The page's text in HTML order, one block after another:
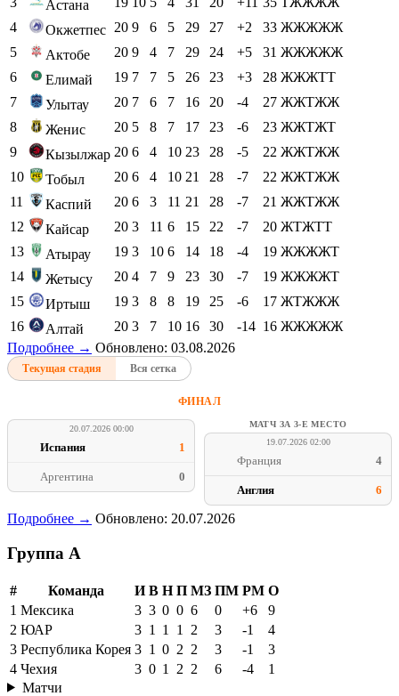
Астана
4
Окжетпес 20 9 6 5 29 27 +2 33 ЖЖЖЖЖ
5
Актобе 20 9 4 7 29 24 +5 31 ЖЖЖЖЖ
6
Елимай 19 7 7 5 26 23 +3 28 ЖЖЖТТ
7
Улытау 20 7 6 7 16 20 -4 27 ЖЖТЖЖ
8
Женис 20 5 8 7 17 23 -6 23 ЖЖТЖТ
9
Кызылжар 20 6 4 10 23 28 -5 22 ЖЖТЖЖ
10
Тобыл 20 6 4 10 21 28 -7 22 ЖЖТЖЖ
11
Каспий 20 6 3 11 21 28 -7 21 ЖЖТЖЖ
12
Кайсар 20 3 11 6 15 22 -7 20 ЖТЖТТ
13
Атырау 19 3 10 6 14 18 -4 19 ЖЖЖЖТ
14
Жетысу 20 4 7 9 23 30 -7 19 ЖЖЖЖТ
15
Иртыш 19 3 8 8 19 25 -6 17 ЖТЖЖЖ
16
Алтай 20 3 7 10 16 30 -14 16 ЖЖЖЖЖ
Подробнее → Обновлено: 03.08.2026
Текущая стадия Вся сетка
ФИНАЛ
20.07.2026 00:00
Испания 1
Аргентина 0
МАТЧ ЗА 3-Е МЕСТО
19.07.2026 02:00
Франция 4
Англия 6
Подробнее → Обновлено: 20.07.2026
Группа A
# Команда И В Н П МЗ ПМ РМ О
1 Мексика 3 3 0 0 6 0 +6
9
2 ЮАР 3 1 1 1 2 3 -1
4
3 Республика Корея 3 1 0 2 2 3 -1
3
4 Чехия 3 0 1 2 2 6 -4
1
Матчи